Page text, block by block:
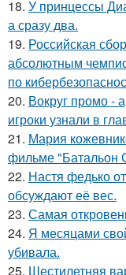
18. У принцессы
а сразу два.
19. Российская
абсолютным
по
20. Вокруг промо -
игроки узнали в
21. Мария
фильме "Батальон
22. Настя федько
обсуждают её вес.
23. Самая
24. Я месяцами
убивала.
25. Шестилетняя